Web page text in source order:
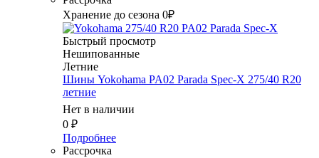
Хранение до сезона 0₽
Быстрый просмотр
Нешипованные
Летние
Шины Yokohama PA02 Parada Spec-X 275/40 R20
летние
Нет в наличии
0 ₽
Подробнее
Рассрочка